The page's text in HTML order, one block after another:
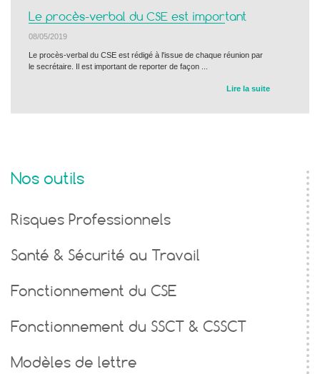
Nos outils
Risques Professionnels
Santé & Sécurité au Travail
Fonctionnement du CSE
Fonctionnement du SSCT & CSSCT
Modèles de lettre
Le procès-verbal du CSE est important
08/05/2019
Le procès-verbal du CSE est rédigé à l'issue de chaque réunion par
le secrétaire. Il est important de reporter de façon ...
Lire la suite